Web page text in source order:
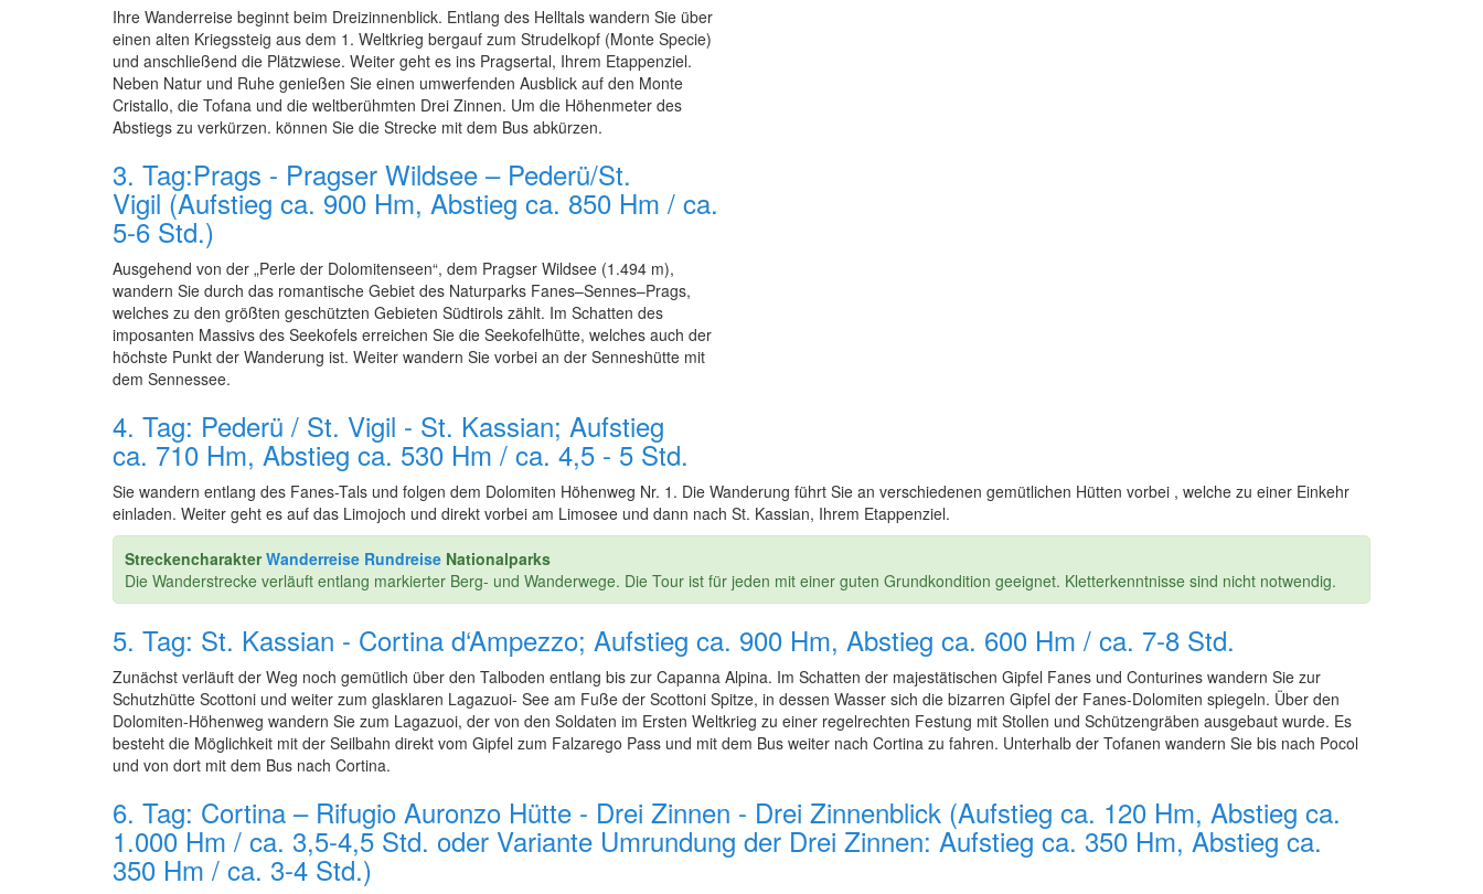
Ihre Wanderreise beginnt beim Dreizinnenblick. Entlang des Helltals wandern Sie über
einen alten Kriegssteig aus dem 1. Weltkrieg bergauf zum Strudelkopf (Monte Specie)
und anschließend die Plätzwiese. Weiter geht es ins Pragsertal, Ihrem Etappenziel.
Neben Natur und Ruhe genießen Sie einen umwerfenden Ausblick auf den Monte
Cristallo, die Tofana und die weltberühmten Drei Zinnen. Um die Höhenmeter des
Abstiegs zu verkürzen. können Sie die Strecke mit dem Bus abkürzen.
3. Tag:Prags - Pragser Wildsee – Pederü/St.
Vigil (Aufstieg ca. 900 Hm, Abstieg ca. 850 Hm / ca.
5-6 Std.)
Ausgehend von der „Perle der Dolomitenseen“, dem Pragser Wildsee (1.494 m),
wandern Sie durch das romantische Gebiet des Naturparks Fanes–Sennes–Prags,
welches zu den größten geschützten Gebieten Südtirols zählt. Im Schatten des
imposanten Massivs des Seekofels erreichen Sie die Seekofelhütte, welches auch der
höchste Punkt der Wanderung ist. Weiter wandern Sie vorbei an der Senneshütte mit
dem Sennessee.
4. Tag: Pederü / St. Vigil - St. Kassian; Aufstieg
ca. 710 Hm, Abstieg ca. 530 Hm / ca. 4,5 - 5 Std.
Sie wandern entlang des Fanes-Tals und folgen dem Dolomiten Höhenweg Nr. 1. Die Wanderung führt Sie an verschiedenen gemütlichen Hütten vorbei , welche zu einer Einkehr
einladen. Weiter geht es auf das Limojoch und direkt vorbei am Limosee und dann nach St. Kassian, Ihrem Etappenziel.
StreckencharakterWanderreise Rundreise Nationalparks
Die Wanderstrecke verläuft entlang markierter Berg- und Wanderwege. Die Tour ist für jeden mit einer guten Grundkondition geeignet. Kletterkenntnisse sind nicht notwendig.
5. Tag: St. Kassian - Cortina d‘Ampezzo; Aufstieg ca. 900 Hm, Abstieg ca. 600 Hm / ca. 7-8 Std.
Zunächst verläuft der Weg noch gemütlich über den Talboden entlang bis zur Capanna Alpina. Im Schatten der majestätischen Gipfel Fanes und Conturines wandern Sie zur
Schutzhütte Scottoni und weiter zum glasklaren Lagazuoi- See am Fuße der Scottoni Spitze, in dessen Wasser sich die bizarren Gipfel der Fanes-Dolomiten spiegeln. Über den
Dolomiten-Höhenweg wandern Sie zum Lagazuoi, der von den Soldaten im Ersten Weltkrieg zu einer regelrechten Festung mit Stollen und Schützengräben ausgebaut wurde. Es
besteht die Möglichkeit mit der Seilbahn direkt vom Gipfel zum Falzarego Pass und mit dem Bus weiter nach Cortina zu fahren. Unterhalb der Tofanen wandern Sie bis nach Pocol
und von dort mit dem Bus nach Cortina.
6. Tag: Cortina – Rifugio Auronzo Hütte - Drei Zinnen - Drei Zinnenblick (Aufstieg ca. 120 Hm, Abstieg ca.
1.000 Hm / ca. 3,5-4,5 Std. oder Variante Umrundung der Drei Zinnen: Aufstieg ca. 350 Hm, Abstieg ca.
350 Hm / ca. 3-4 Std.)